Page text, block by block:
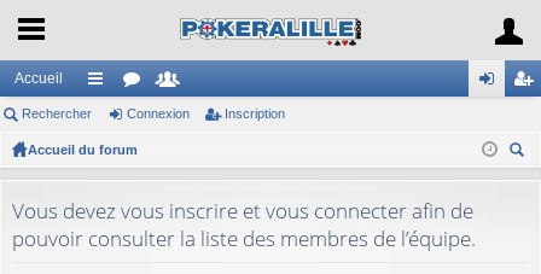
Accueil
ac
co
ci
or
u
s
e
es
ne cri
Rechercher Connexion Inscription
Accueil du forum
Vous devez vous inscrire et vous connecter afin de
pouvoir consulter la liste des membres de l’équipe.